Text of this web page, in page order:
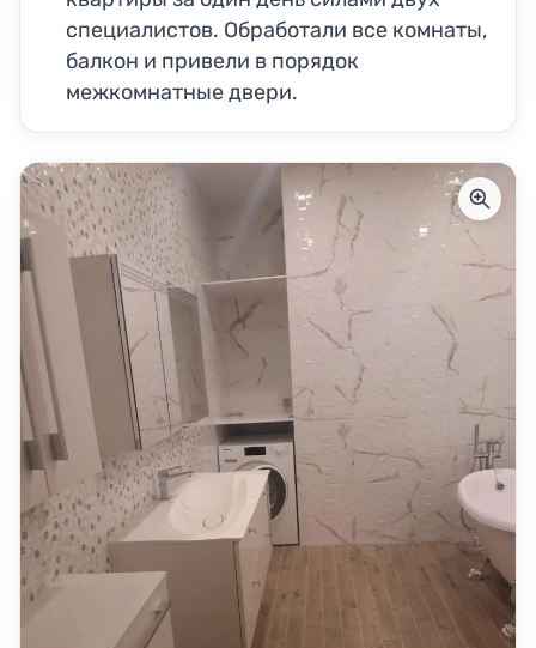
специалистов. Обработали все комнаты,
балкон и привели в порядок
межкомнатные двери.